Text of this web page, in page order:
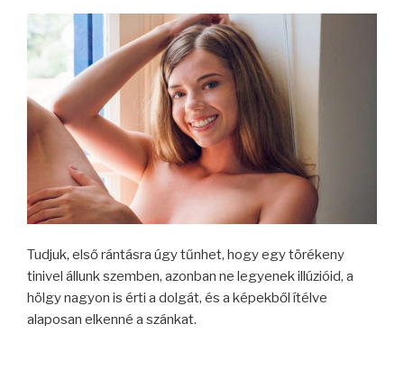
Tudjuk, első rántásra úgy tűnhet, hogy egy törékeny
tinivel állunk szemben, azonban ne legyenek illúzióid, a
hölgy nagyon is érti a dolgát, és a képekből ítélve
alaposan elkenné a szánkat.